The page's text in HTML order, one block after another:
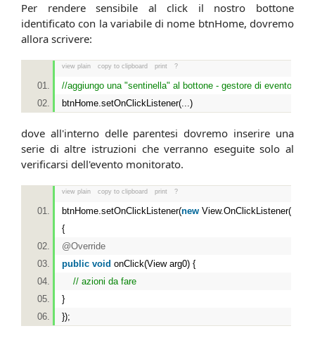
Per rendere sensibile al click il nostro bottone
identificato con la variabile di nome btnHome, dovremo
allora scrivere:
view plain copy to clipboard print ?
//aggiungo una "sentinella" al bottone - gestore di evento
btnHome.setOnClickListener(...)
dove all'interno delle parentesi dovremo inserire una
serie di altre istruzioni che verranno eseguite solo al
verificarsi dell'evento monitorato.
view plain copy to clipboard print ?
btnHome.setOnClickListener(new View.OnClickListener()
{
@Override
public void onClick(View arg0) {
// azioni da fare
}
});